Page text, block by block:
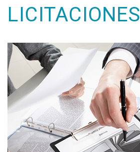
LICITACIONES